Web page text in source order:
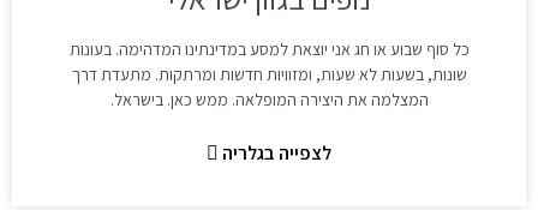
כל סוף שבוע או חג אני יוצאת למסע במדינתינו המדהימה. בעונות
שונות, בשעות לא שעות, ומזוויות חדשות ומרתקות. מתעדת דרך
המצלמה את היצירה המופלאה. ממש כאן. בישראל.
לצפייה בגלריה